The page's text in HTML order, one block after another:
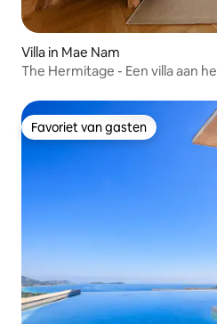
Villa in Mae Nam
The Hermitage - Een villa aan
Favoriet van gasten
Favoriet van gasten